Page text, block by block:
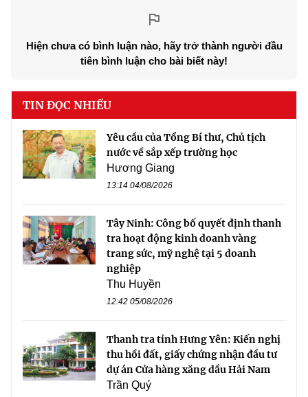
Hiện chưa có bình luận nào, hãy trở thành người đầu
tiên bình luận cho bài biết này!
TIN ĐỌC NHIỀU
Yêu cầu của Tổng Bí thư, Chủ tịch
nước về sắp xếp trường học
Hương Giang
13:14 04/08/2026
Tây Ninh: Công bố quyết định thanh
tra hoạt động kinh doanh vàng
trang sức, mỹ nghệ tại 5 doanh
nghiệp
Thu Huyền
12:42 05/08/2026
Thanh tra tỉnh Hưng Yên: Kiến nghị
thu hồi đất, giấy chứng nhận đầu tư
dự án Cửa hàng xăng dầu Hải Nam
Trần Quý